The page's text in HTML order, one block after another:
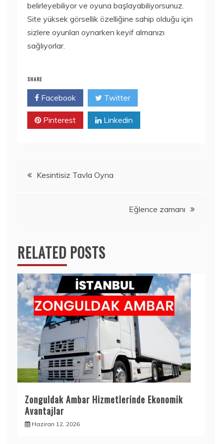
belirleyebiliyor ve oyuna başlayabiliyorsunuz.
Site yüksek görsellik özelliğine sahip olduğu için
sizlere oyunları oynarken keyif almanızı
sağlıyorlar.
SHARE
Facebook Twitter
Pinterest Linkedin
YazıKesintisiz Tavla Oyna
Eğlence zamanı
RELATED POSTS
Zonguldak Ambar Hizmetlerinde Ekonomik
Avantajlar
Haziran 12, 2026